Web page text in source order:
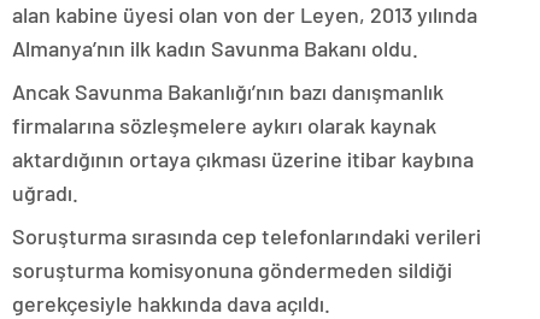
alan kabine üyesi olan von der Leyen, 2013 yılında
Almanya’nın ilk kadın Savunma Bakanı oldu.
Ancak Savunma Bakanlığı’nın bazı danışmanlık
firmalarına sözleşmelere aykırı olarak kaynak
aktardığının ortaya çıkması üzerine itibar kaybına
uğradı.
Soruşturma sırasında cep telefonlarındaki verileri
soruşturma komisyonuna göndermeden sildiği
gerekçesiyle hakkında dava açıldı.